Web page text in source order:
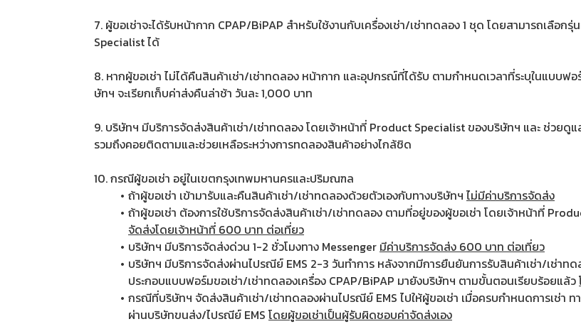
7. ผู้ขอเช่าจะได้รับหน้ากาก CPAP/BiPAP สำหรับใช้งานกับเครื่องเช่า/เช่าทดลอง 1 ชุด โดยสามารถเลือก
Specialist ได้
8. หากผู้ขอเช่า ไม่ได้คืนสินค้าเช่า/เช่าทดลอง หน้ากาก และอุปกรณ์ที่ได้รับ ตามกำหนดเวลาที่ระบุในแบบฟ
ษัทฯ จะเรียกเก็บค่าส่งคืนล่าช้า วันละ 1,000 บาท
9. บริษัทฯ มีบริการจัดส่งสินค้าเช่า/เช่าทดลอง โดยเจ้าหน้าที่ Product Specialist ของบริษัทฯ และ ช่วยดูแ
รวมถึงคอยติดตามและช่วยเหลือระหว่างการทดลองสินค้าอย่างไกล้ชิด
10. กรณีผู้ขอเช่า อยู่ในเขตกรุงเทพมหานครและปริมณฑล
ถ้าผู้ขอเช่า เข้ามารับและคืนสินค้าเช่า/เช่าทดลองด้วยตัวเองกับทางบริษัทฯ ไม่มีค่าบริการจัดส่ง
ถ้าผู้ขอเช่า ต้องการใช้บริการจัดส่งสินค้าเช่า/เช่าทดลอง ตามที่อยู่ของผู้ขอเช่า โดยเจ้าหน้าที่
จัดส่งโดยเจ้าหน้าที่ 600 บาท ต่อเที่ยว
บริษัทฯ มีบริการจัดส่งด่วน 1-2 ชั่วโมงทาง Messenger มีค่าบริการจัดส่ง 600 บาท ต่อเที่ยว
บริษัทฯ มีบริการจัดส่งผ่านไปรณีย์ EMS 2-3 วันทำการ หลังจากมีการยืนยันการรับสินค้าเช่า/เช่าทด
ประกอบแบบฟอร์มขอเช่า/เช่าทดลองเครื่อง CPAP/BiPAP มายังบริษัทฯ ตามขั้นตอนเรียบร้อยแล้ว
กรณีที่บริษัทฯ จัดส่งสินค้าเช่า/เช่าทดลองผ่านไปรณีย์ EMS ไปให้ผู้ขอเช่า เมื่อครบกำหนดการเช่า
ผ่านบริษัทขนส่ง/ไปรณีย์ EMS โดยผู้ขอเช่าเป็นผู้รับผิดชอบค่าจัดส่งเอง